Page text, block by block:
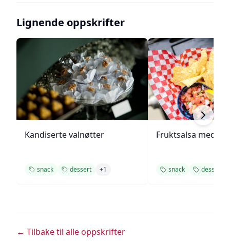
Lignende oppskrifter
Kandiserte valnøtter
snack dessert +1
Fruktsalsa med
snack dessert
← Tilbake til alle oppskrifter